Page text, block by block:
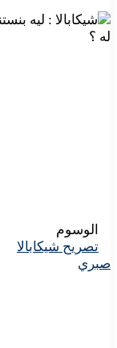
الوسوم
تصريح شيكابالا
صبري